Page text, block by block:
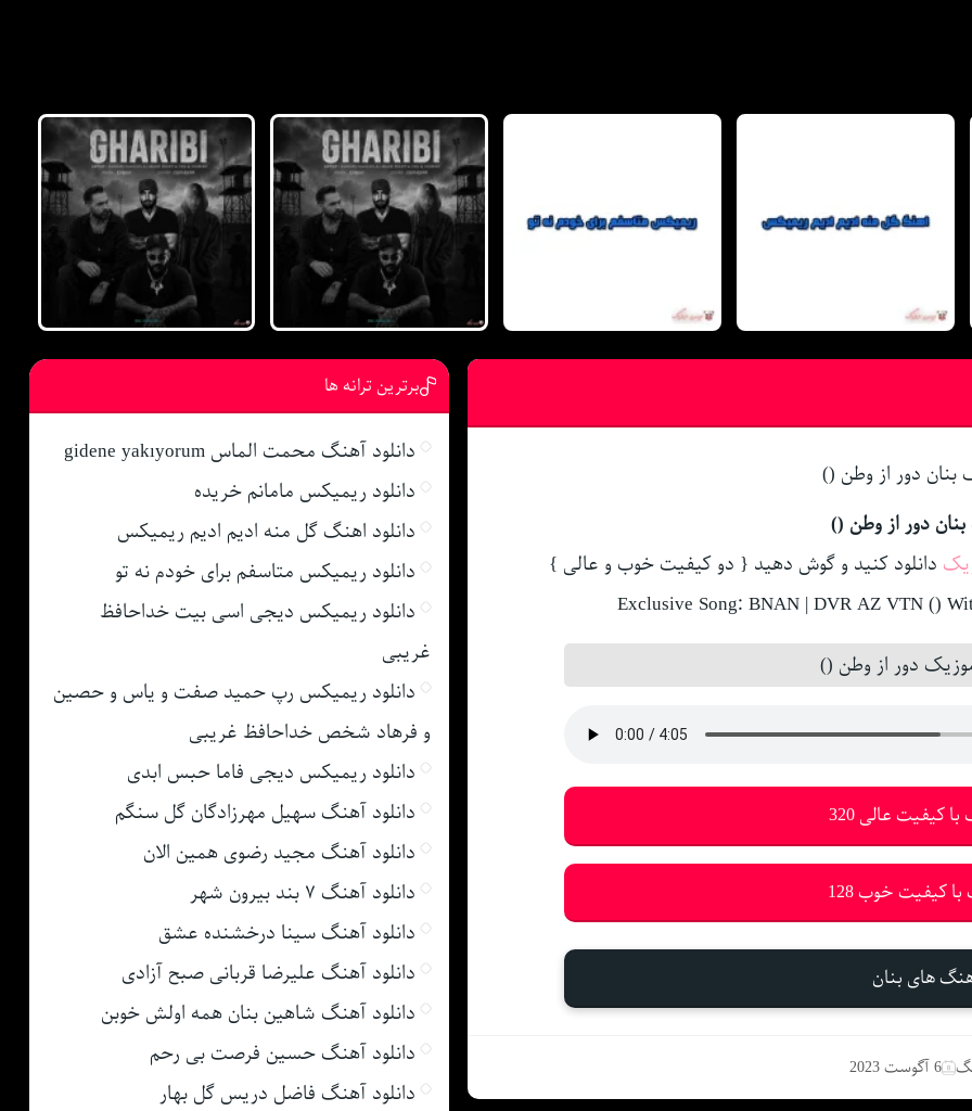
دور از وطن ()
دانلود کنید و گوش دهید { دو کیفیت خوب و عالی }
Exclusive Song: BNAN | DVR AZ VTN ()
دور از وطن ()
کیفیت عالی 320
کیفیت خوب 128
های بنان
6 آگوست 2023
برترین ترانه ها
دانلود آهنگ محمت الماس gidene yakıyorum
دانلود ریمیکس مامانم خریده
دانلود اهنگ گل منه ادیم ادیم ریمیکس
دانلود ریمیکس متاسفم برای خودم نه تو
دانلود ریمیکس دیجی اسی بیت خداحافظ
غریبی
دانلود ریمیکس رپ حمید صفت و یاس و حصین
و فرهاد شخص خداحافظ غریبی
دانلود ریمیکس دیجی فاما حبس ابدی
دانلود آهنگ سهیل مهرزادگان گل سنگم
دانلود آهنگ مجید رضوی همین الان
دانلود آهنگ ۷ بند بیرون شهر
دانلود آهنگ سینا درخشنده عشق
دانلود آهنگ علیرضا قربانی صبح آزادی
دانلود آهنگ شاهین بنان همه اولش خوبن
دانلود آهنگ حسین فرصت بی رحم
دانلود آهنگ فاضل دریس گل بهار